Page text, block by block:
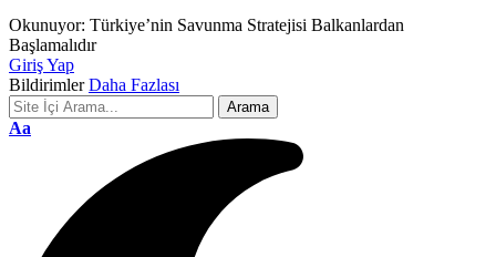
Okunuyor: Türkiye’nin Savunma Stratejisi Balkanlardan
Başlamalıdır
Giriş Yap
Bildirimler Daha Fazlası
Font
Aa